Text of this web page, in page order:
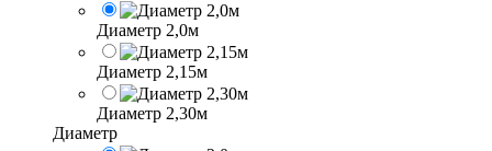
Диаметр 2,0м
Диаметр 2,15м
Диаметр 2,30м
Диаметр